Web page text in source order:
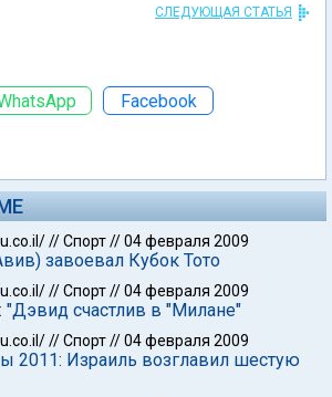
СЛЕДУЮЩАЯ СТАТЬЯ
Facebook
//Спорт//04 февраля 2009
завоевал Кубок Тото
//Спорт//04 февраля 2009
"Дэвид счастлив в "Милане"
//Спорт//04 февраля 2009
2011: Израиль возглавил шестую